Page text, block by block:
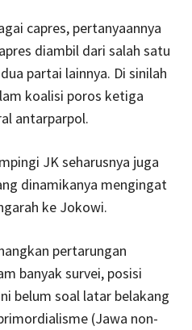
capres, pertanyaannya
diambil dari salah satu
partai lainnya. Di sinilah
koalisi poros ketiga
antarparpol.
JK seharusnya juga
dinamikanya mengingat
ke Jokowi.
pertarungan
banyak survei, posisi
belum soal latar belakang
(Jawa non-